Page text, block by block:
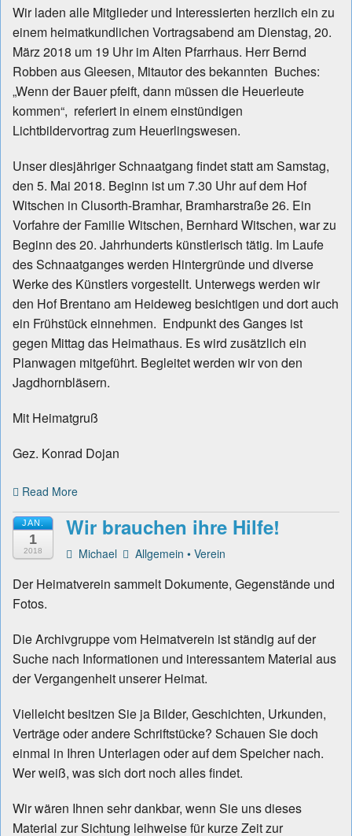
Wir laden alle Mitglieder und Interessierten herzlich ein zu
einem heimatkundlichen Vortragsabend am Dienstag, 20.
März 2018 um 19 Uhr im Alten Pfarrhaus. Herr Bernd
Robben aus Gleesen, Mitautor des bekannten Buches:
„Wenn der Bauer pfeift, dann müssen die Heuerleute
kommen“, referiert in einem einstündigen
Lichtbildervortrag zum Heuerlingswesen.
Unser diesjähriger Schnaatgang findet statt am Samstag,
den 5. Mai 2018. Beginn ist um 7.30 Uhr auf dem Hof
Witschen in Clusorth-Bramhar, Bramharstraße 26. Ein
Vorfahre der Familie Witschen, Bernhard Witschen, war zu
Beginn des 20. Jahrhunderts künstlerisch tätig. Im Laufe
des Schnaatganges werden Hintergründe und diverse
Werke des Künstlers vorgestellt. Unterwegs werden wir
den Hof Brentano am Heideweg besichtigen und dort auch
ein Frühstück einnehmen. Endpunkt des Ganges ist
gegen Mittag das Heimathaus. Es wird zusätzlich ein
Planwagen mitgeführt. Begleitet werden wir von den
Jagdhornbläsern.
Mit Heimatgruß
Gez. Konrad Dojan
Read More
JAN.
1
2018
Wir brauchen ihre Hilfe!
Michael Allgemein •Verein
Der Heimatverein sammelt Dokumente, Gegenstände und
Fotos.
Die Archivgruppe vom Heimatverein ist ständig auf der
Suche nach Informationen und interessantem Material aus
der Vergangenheit unserer Heimat.
Vielleicht besitzen Sie ja Bilder, Geschichten, Urkunden,
Verträge oder andere Schriftstücke? Schauen Sie doch
einmal in Ihren Unterlagen oder auf dem Speicher nach.
Wer weiß, was sich dort noch alles findet.
Wir wären Ihnen sehr dankbar, wenn Sie uns dieses
Material zur Sichtung leihweise für kurze Zeit zur